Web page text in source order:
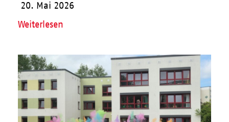
20. Mai 2026
Weiterlesen